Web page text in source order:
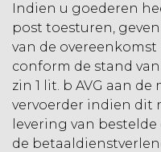
Indien u goederen
post toesturen,
van de
conform de stand
zin 1 lit. b AVG aan
vervoerder indien dit
levering van
de